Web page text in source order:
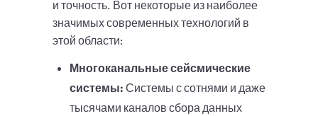
и точность. Вот некоторые из наиболее
значимых современных технологий в
этой области:
Многоканальные сейсмические
системы: Системы с сотнями и даже
тысячами каналов сбора данных